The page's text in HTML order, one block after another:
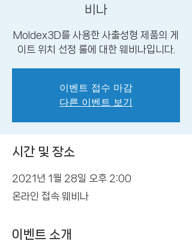
비나
Moldex3D를 사용한 사출성형 제품의 게
이트 위치 선정 룰에 대한 웨비나입니다.
이벤트 접수 마감
다른 이벤트 보기
시간 및 장소
2021년 1월 28일 오후 2:00
온라인 접속 웨비나
이벤트 소개